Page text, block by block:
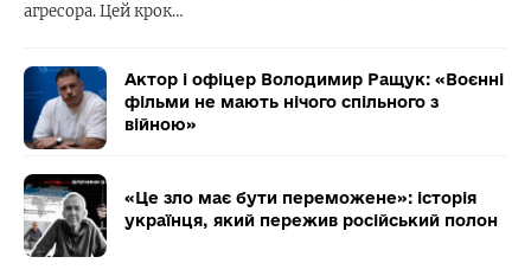
агресора. Цей крок…
Актор і офіцер Володимир Ращук: «Воєнні
фільми не мають нічого спільного з
війною»
«Це зло має бути переможене»: історія
українця, який пережив російський полон